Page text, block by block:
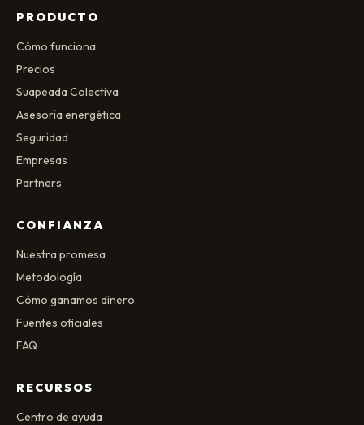
PRODUCTO
Cómo funciona
Precios
Suapeada Colectiva
Asesoría energética
Seguridad
Empresas
Partners
CONFIANZA
Nuestra promesa
Metodología
Cómo ganamos dinero
Fuentes oficiales
FAQ
RECURSOS
Centro de ayuda